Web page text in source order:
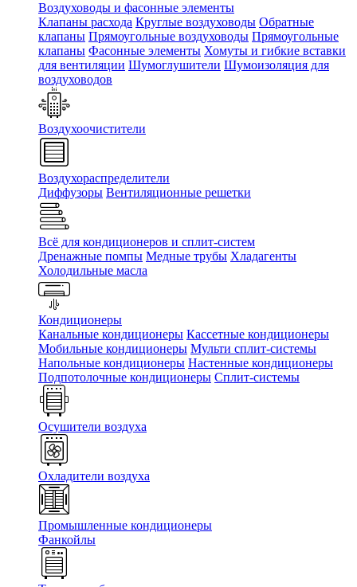
Воздуховоды и фасонные элементы
Клапаны расхода Круглые воздуховоды Обратные
клапаны Прямоугольные воздуховоды Прямоугольные
клапаны Фасонные элементы Хомуты и гибкие вставки
для вентиляции Шумоглушители Шумоизоляция для
воздуховодов
Воздухоочистители
Воздухораспределители
Диффузоры Вентиляционные решетки
Всё для кондиционеров и сплит-систем
Дренажные помпы Медные трубы Хладагенты
Холодильные масла
Кондиционеры
Канальные кондиционеры Кассетные кондиционеры
Мобильные кондиционеры Мульти сплит-системы
Напольные кондиционеры Настенные кондиционеры
Подпотолочные кондиционеры Сплит-системы
Осушители воздуха
Охладители воздуха
Промышленные кондиционеры
Фанкойлы